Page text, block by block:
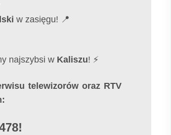
w zasięgu! 📍
najszybsi w Kaliszu! ⚡
telewizorów oraz RTV